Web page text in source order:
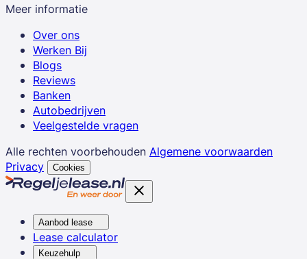
Meer informatie
Over ons
Werken Bij
Blogs
Reviews
Banken
Autobedrijven
Veelgestelde vragen
Alle rechten voorbehouden Algemene voorwaarden
Privacy
Cookies
Aanbod lease
Lease calculator
Keuzehulp